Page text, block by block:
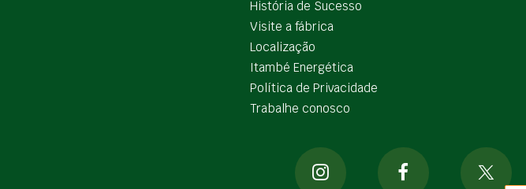
História de Sucesso
Visite a fábrica
Localização
Itambé Energética
Política de Privacidade
Trabalhe conosco